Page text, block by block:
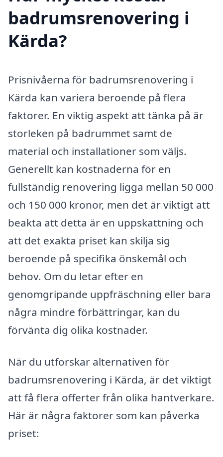
badrumsrenovering i
Kärda?
Prisnivåerna för badrumsrenovering i
Kärda kan variera beroende på flera
faktorer. En viktig aspekt att tänka på är
storleken på badrummet samt de
material och installationer som väljs.
Generellt kan kostnaderna för en
fullständig renovering ligga mellan 50 000
och 150 000 kronor, men det är viktigt att
beakta att detta är en uppskattning och
att det exakta priset kan skilja sig
beroende på specifika önskemål och
behov. Om du letar efter en
genomgripande uppfräschning eller bara
några mindre förbättringar, kan du
förvänta dig olika kostnader.
När du utforskar alternativen för
badrumsrenovering i Kärda, är det viktigt
att få flera offerter från olika hantverkare.
Här är några faktorer som kan påverka
priset: